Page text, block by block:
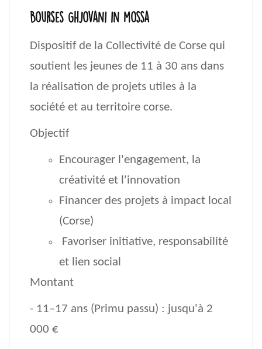
Bourses Ghjovani in mossa
Dispositif de la Collectivité de Corse qui
soutient les jeunes de 11 à 30 ans dans
la réalisation de projets utiles à la
société et au territoire corse.
Objectif
Encourager l'engagement, la
créativité et l'innovation
Financer des projets à impact local
(Corse)
Favoriser initiative, responsabilité
et lien social
Montant
- 11–17 ans (Primu passu) : jusqu'à 2
000 €